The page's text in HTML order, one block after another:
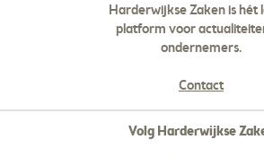
Harderwijkse Zaken is hét
platform voor
ondernemers.
Contact
Volg Harderwijkse